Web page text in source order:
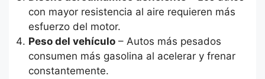
con mayor resistencia al aire requieren más
esfuerzo del motor.
Peso del vehículo– Autos más pesados
consumen más gasolina al acelerar y frenar
constantemente.